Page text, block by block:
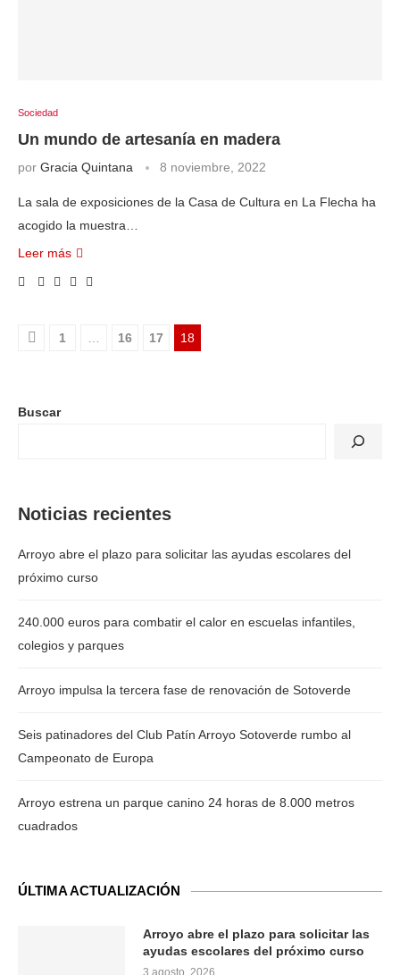
Sociedad
Un mundo de artesanía en madera
por Gracia Quintana 8 noviembre, 2022
La sala de exposiciones de la Casa de Cultura en La Flecha ha
acogido la muestra…
Leer más
1 16 17 18
Buscar
Noticias recientes
Arroyo abre el plazo para solicitar las ayudas escolares del
próximo curso
240.000 euros para combatir el calor en escuelas infantiles,
colegios y parques
Arroyo impulsa la tercera fase de renovación de Sotoverde
Seis patinadores del Club Patín Arroyo Sotoverde rumbo al
Campeonato de Europa
Arroyo estrena un parque canino 24 horas de 8.000 metros
cuadrados
ÚLTIMA ACTUALIZACIÓN
Arroyo abre el plazo para solicitar las
ayudas escolares del próximo curso
3 agosto, 2026